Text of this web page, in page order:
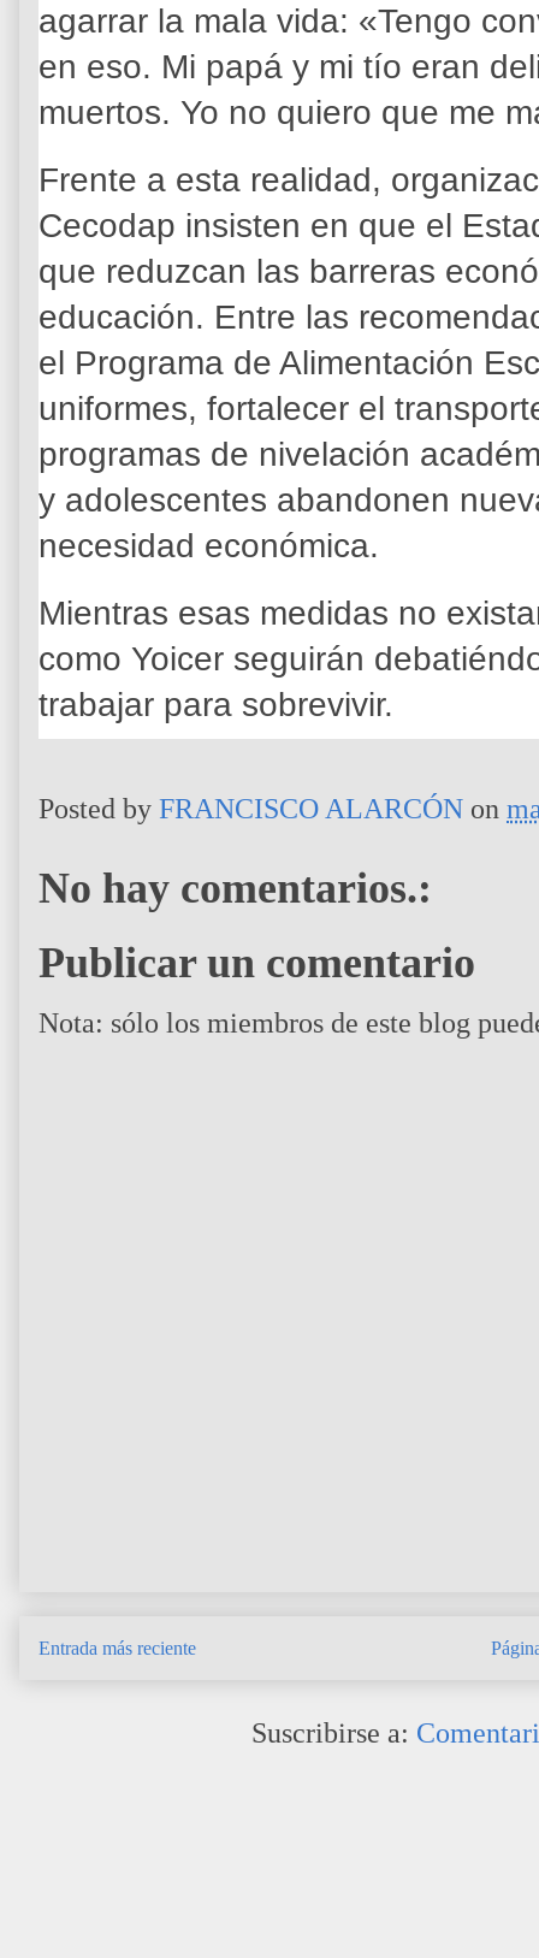
agarrar la mala vida: «Tengo
en eso. Mi papá y mi tío eran
muertos. Yo no quiero que me
Frente a esta realidad,
Cecodap insisten en que el
que reduzcan las barreras
educación. Entre las
el Programa de Alimentación
uniformes, fortalecer el
programas de nivelación
y adolescentes abandonen
necesidad económica.
Mientras esas medidas no
como Yoicer seguirán
trabajar para sobrevivir.
Posted by FRANCISCO ALARCÓN on
No hay comentarios.:
Publicar un comentario
Nota: sólo los miembros de este blog
Entrada más reciente
Suscribirse a: